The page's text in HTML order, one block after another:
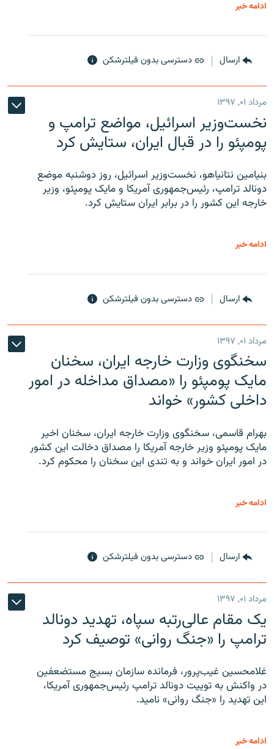
ادامه خبر
ارسال دسترسی بدون فیلترشکن
مرداد ۰۱, ۱۳۹۷
نخست‌وزیر اسرائیل، مواضع ترامپ و
پومپئو را در قبال ایران، ستایش کرد
بنیامین نتانیاهو، نخست‌وزیر اسرائیل، روز دوشنبه موضع
دونالد ترامپ، رئیس‌جمهوری آمریکا و مایک پومپئو، وزیر
خارجه این کشور را در برابر ایران ستایش کرد.
ادامه خبر
ارسال دسترسی بدون فیلترشکن
مرداد ۰۱, ۱۳۹۷
سخنگوی وزارت خارجه ایران، سخنان
مایک پومپئو را «مصداق مداخله در امور
داخلی کشور» خواند
بهرام قاسمی، سخنگوی وزارت خارجه ایران، سخنان اخیر
مایک پومپئو وزیر خارجه آمریکا را مصداق دخالت این کشور
در امور ایران خواند و به تندی این سخنان را محکوم کرد.
ادامه خبر
ارسال دسترسی بدون فیلترشکن
مرداد ۰۱, ۱۳۹۷
یک مقام عالی‌رتبه سپاه، تهدید دونالد
ترامپ را «جنگ روانی» توصیف کرد
غلامحسین غیب‌پرور، فرمانده سازمان بسیج مستضعفین
در واکنش به توییت دونالد ترامپ رئیس‌جمهوری آمریکا،
این تهدید را «جنگ روانی» نامید.
ادامه خبر